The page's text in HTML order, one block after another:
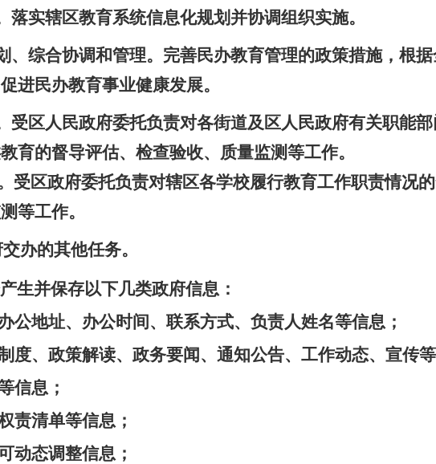
实辖区教育系统信息化规划并协调组织实施。
、综合协调和管理。完善民办教育管理的政策措施，根
进民办教育事业健康发展。
受区人民政府委托负责对各街道及区人民政府有关职能
育的督导评估、检查验收、质量监测等工作。
区政府委托负责对辖区各学校履行教育工作职责情况
等工作。
办的其他任务。
生并保存以下几类政府信息：
公地址、办公时间、联系方式、负责人姓名等信息；
度、政策解读、政务要闻、通知公告、工作动态、宣传等
信息；
责清单等信息；
动态调整信息；